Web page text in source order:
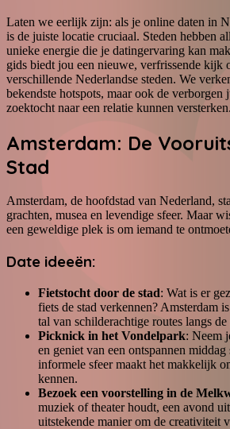
Laten we eerlijk zijn: als je online daten in
is de juiste locatie cruciaal. Steden hebben
unieke energie die je datingervaring kan
gids biedt jou een nieuwe, verfrissende kijk
verschillende Nederlandse steden. We
bekendste hotspots, maar ook de
zoektocht naar een relatie kunnen versterken.
Amsterdam: De
Stad
Amsterdam, de hoofdstad van Nederland,
grachten, musea en levendige sfeer. Maar
een geweldige plek is om iemand te
Date ideeën:
Fietstocht door de stad: Wat is er
fiets de stad verkennen? Amsterdam
tal van schilderachtige routes langs de
Picknick in het Vondelpark: Neem
en geniet van een ontspannen
informele sfeer maakt het makkelijk
kennen.
Bezoek een voorstelling in de
muziek of theater houdt, een avond
uitstekende manier om de creativiteit